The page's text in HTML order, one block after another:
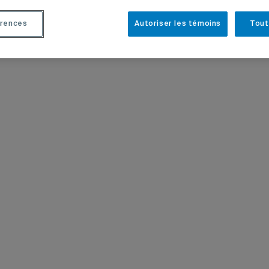
Autoriser les témoins